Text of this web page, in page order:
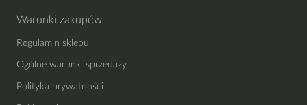
Warunki zakupów
Regulamin sklepu
Ogólne warunki sprzedaży
Polityka prywatności